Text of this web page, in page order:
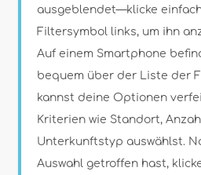
Badezimmer
ausgeblendet—klicke
Filtersymbol links, um ihn
Auf einem Smartphone
bequem über der Liste der
kannst deine Optionen
Kriterien wie Standort,
Unterkunftstyp auswählst.
Auswahl getroffen hast,